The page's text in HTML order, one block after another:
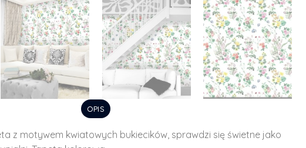
OPIS
z motywem kwiatowych bukiecików, sprawdzi się świetne jako